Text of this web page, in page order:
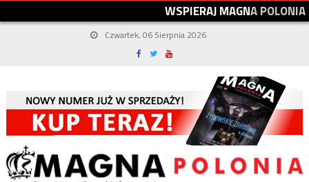
WSPIERAJMAGNAPOLONIA
Czwartek, 06 Sierpnia 2026